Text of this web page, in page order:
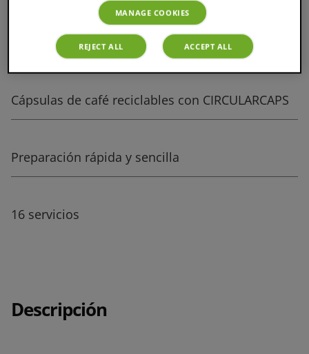
Añadir a la cesta
Cápsulas de café reciclables con CIRCULARCAPS
Preparación rápida y sencilla
16 servicios
Descripción
MANAGE COOKIES
REJECT ALL ACCEPT ALL